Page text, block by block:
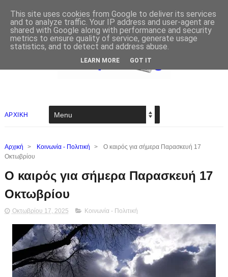
ΑΡΧΙΚΗ
Αρχική > Κοινωνία - Πολιτική >
Ο καιρός για σήμερα Παρασκευή 17
Οκτωβρίου
Ο καιρός για σήμερα Παρασκευή 17
Οκτωβρίου
Οκτωβρίου 17, 2025 Κοινωνία - Πολιτική
This site uses cookies from Google to deliver its services
and to analyze traffic. Your IP address and user-agent are
shared with Google along with performance and security
metrics to ensure quality of service, generate usage
statistics, and to detect and address abuse.
LEARN MORE GOT IT